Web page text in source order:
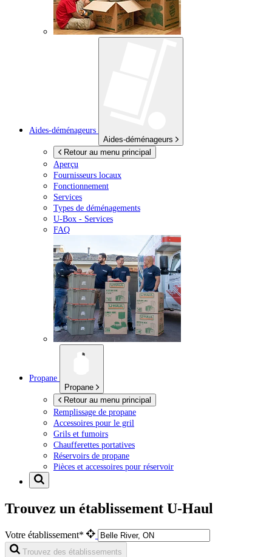
Aides-déménageurs
Aides-déménageurs
Retour au menu principal
Aperçu
Fournisseurs locaux
Fonctionnement
Services
Types de déménagements
U-Box - Services
FAQ
Propane
Propane
Retour au menu principal
Remplissage de propane
Accessoires pour le gril
Grils et fumoirs
Chaufferettes portatives
Réservoirs de propane
Pièces et accessoires pour réservoir
Trouvez un établissement U-Haul
Votre établissement*
Trouvez des établissements